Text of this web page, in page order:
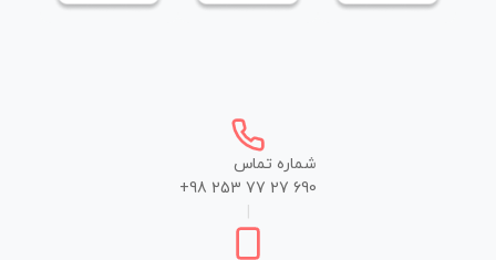
شماره تماس
+98 253 77 27 690